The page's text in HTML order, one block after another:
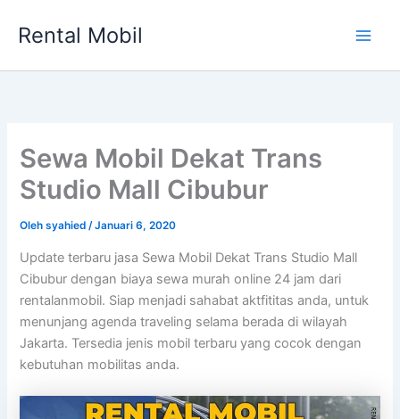
Rental Mobil
Sewa Mobil Dekat Trans
Studio Mall Cibubur
Olehsyahied/Januari 6, 2020
Update terbaru jasa Sewa Mobil Dekat Trans Studio Mall
Cibubur dengan biaya sewa murah online 24 jam dari
rentalanmobil. Siap menjadi sahabat aktfititas anda, untuk
menunjang agenda traveling selama berada di wilayah
Jakarta. Tersedia jenis mobil terbaru yang cocok dengan
kebutuhan mobilitas anda.